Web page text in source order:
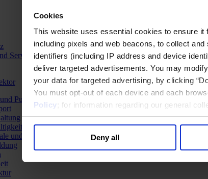
Cookies
This website uses essential cookies to ensure
including pixels and web beacons, to collect
identifiers (including IP address and device
deliver targeted advertisements. You may
your data for targeted advertising, by clicking
You must opt-out of each device and each
Policy; for information regarding our general
Deny all
Services
Public Affairs
und Humanitäre Entwicklung